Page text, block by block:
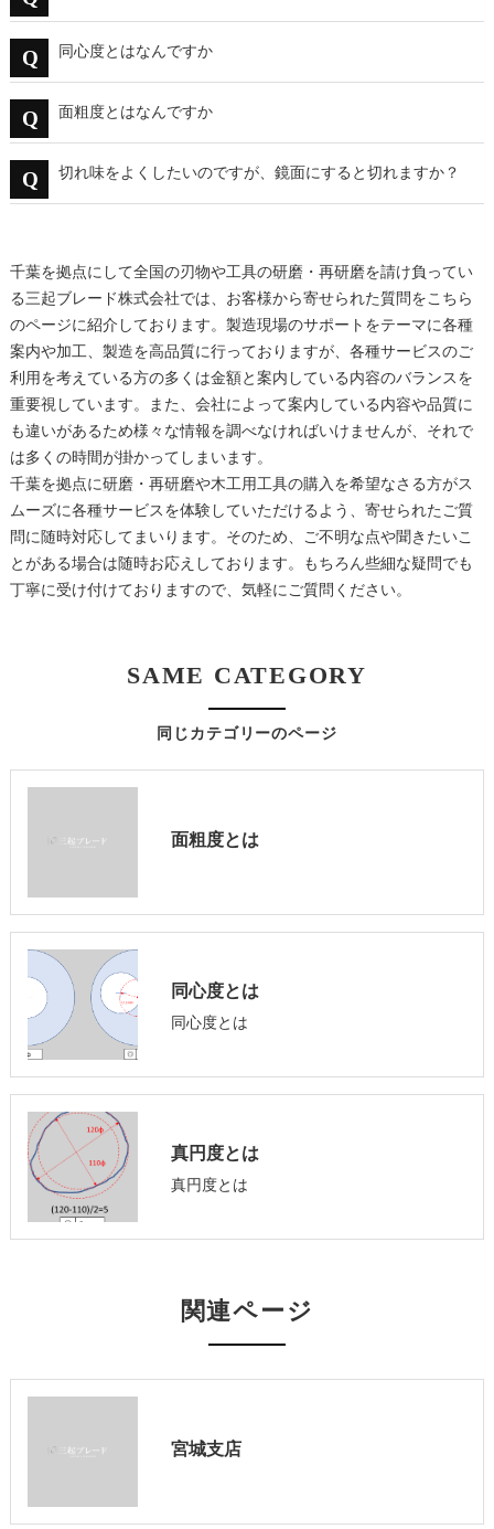
同心度とはなんですか
面粗度とはなんですか
切れ味をよくしたいのですが、鏡面にすると切れますか？
千葉を拠点にして全国の刃物や工具の研磨 ・再研磨を請け負ってい
る三起ブレード株式会社では、お客様から寄せられた質問をこちら
のページに紹介しております。製造現場のサポートをテーマに各種
案内や加工、製造を高品質に行っておりますが、各種サービスのご
利用を考えている方の多くは金額と案内している内容のバランスを
重要視しています。また、会社によって案内している内容や品質に
も違いがあるため様々な情報を調べなければいけませんが、それで
は多くの時間が掛かってしまいます。
千葉を拠点に研磨 ・再研磨や木工用工具の購入を希望なさる方がス
ムーズに各種サービスを体験していただけるよう、寄せられたご質
問に随時対応してまいります。そのため、ご不明な点や聞きたいこ
とがある場合は随時お応えしております。もちろん些細な疑問でも
丁寧に受け付けておりますので、気軽にご質問ください。
同じカテゴリーのページ
SAME CATEGORY
面粗度とは
同心度とは
同心度とは
真円度とは
真円度とは
関連ページ
宮城支店